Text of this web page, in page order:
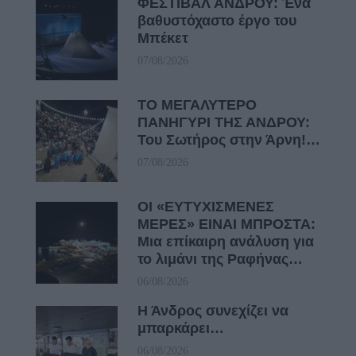
ΦΕΣΤΙΒΑΛ ΑΝΔΡΟΥ: Ένα
βαθυστόχαστο έργο του
Μπέκετ
07/08/2026
ΤΟ ΜΕΓΑΛΥΤΕΡΟ
ΠΑΝΗΓΥΡΙ ΤΗΣ ΑΝΔΡΟΥ:
Του Σωτήρος στην Άρνη!…
07/08/2026
ΟΙ «ΕΥΤΥΧΙΣΜΕΝΕΣ
ΜΕΡΕΣ» ΕΙΝΑΙ ΜΠΡΟΣΤΑ:
Μια επίκαιρη ανάλυση για
το λιμάνι της Ραφήνας…
06/08/2026
Η Άνδρος συνεχίζει να
μπαρκάρει…
06/08/2026